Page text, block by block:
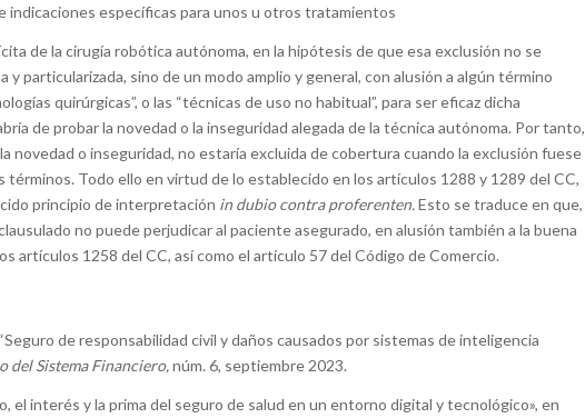
indicaciones específicas para unos u otros tratamientos
de la cirugía robótica autónoma, en la hipótesis de que esa exclusión no se
particularizada, sino de un modo amplio y general, con alusión a algún término
quirúrgicas”, o las “técnicas de uso no habitual”, para ser eficaz dicha
de probar la novedad o la inseguridad alegada de la técnica autónoma. Por tanto,
novedad o inseguridad, no estaría excluida de cobertura cuando la exclusión fuese
términos. Todo ello en virtud de lo establecido en los artículos 1288 y 1289 del CC,
principio de interpretación in dubio contra proferenten.Esto se traduce en que,
no puede perjudicar al paciente asegurado, en alusión también a la buena
artículos 1258 del CC, así como el artículo 57 del Código de Comercio.
de responsabilidad civil y daños causados por sistemas de inteligencia
del Sistema Financiero,núm. 6, septiembre 2023.
el interés y la prima del seguro de salud en un entorno digital y tecnológico», en